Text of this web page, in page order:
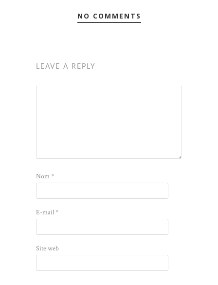
NO COMMENTS
LEAVE A REPLY
Nom*
E-mail*
Site web